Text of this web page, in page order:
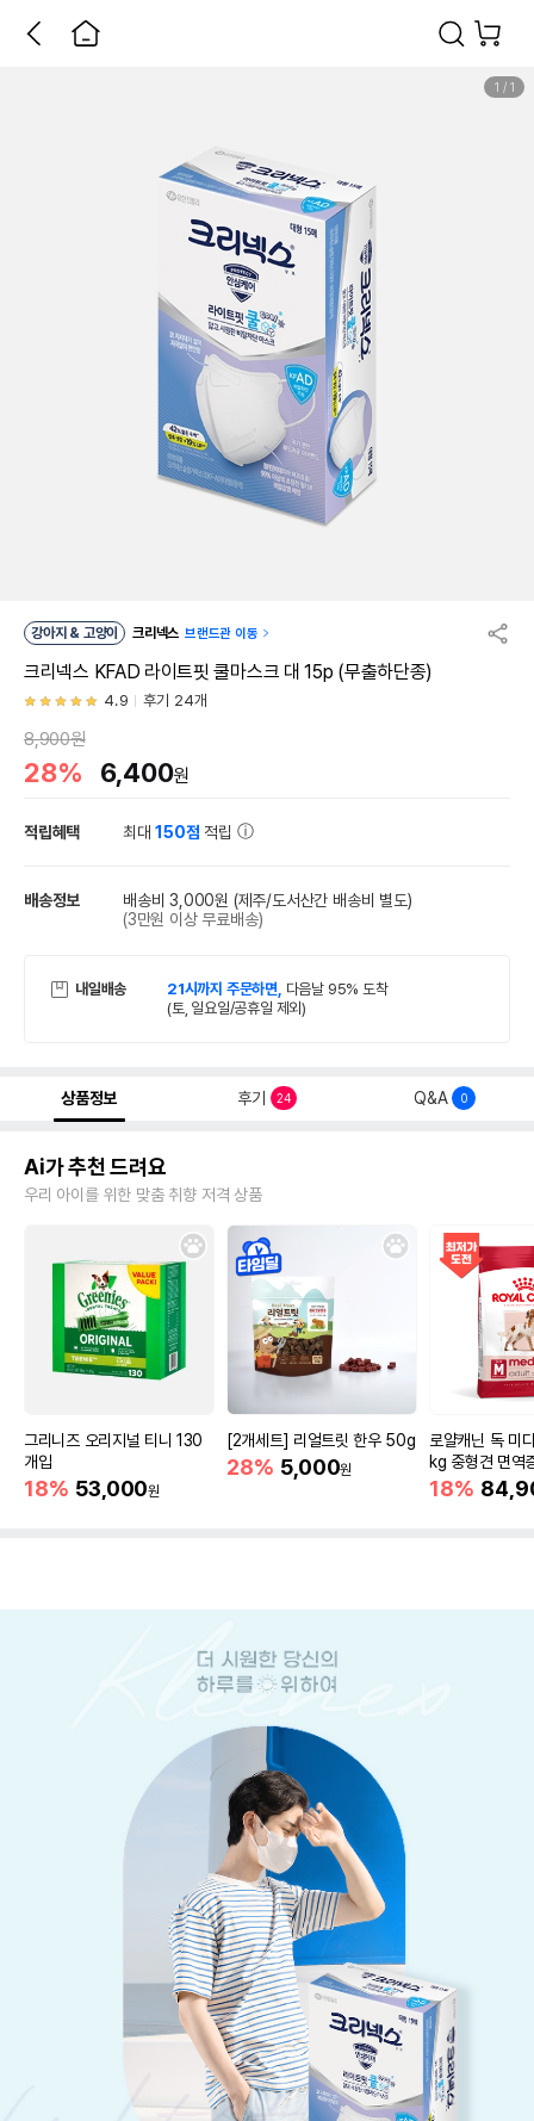
1 / 1
강아지 & 고양이 크리넥스 브랜드관 이동
크리넥스 KFAD 라이트핏 쿨마스크 대 15p (무출하단종)
4.9 후기 24개
8,900원
28% 6,400원
적립혜택 최대150점 적립
배송정보 배송비 3,000원 (제주/도서산간 배송비 별도)
(3만원 이상 무료배송)
내일배송 21시까지 주문하면, 다음날 95% 도착
(토, 일요일/공휴일 제외)
상품정보 후기 24 Q&A 0
Ai가 추천 드려요
우리 아이를 위한 맞춤 취향 저격 상품
그리니즈 오리지널 티니 130
개입
18% 53,000원
[2개세트] 리얼트릿 한우 50g
28% 5,000원
로얄캐닌 독 미
kg 중형견 면역
18%